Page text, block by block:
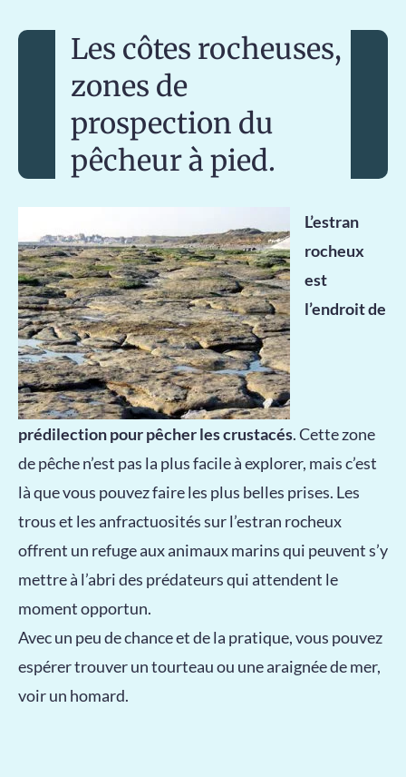
Les côtes rocheuses,
zones de
prospection du
pêcheur à pied.
L’estran
rocheux
est
l’endroit de
prédilection pour pêcher les crustacés. Cette zone
de pêche n’est pas la plus facile à explorer, mais c’est
là que vous pouvez faire les plus belles prises. Les
trous et les anfractuosités sur l’estran rocheux
offrent un refuge aux animaux marins qui peuvent s’y
mettre à l’abri des prédateurs qui attendent le
moment opportun.
Avec un peu de chance et de la pratique, vous pouvez
espérer trouver un tourteau ou une araignée de mer,
voir un homard.